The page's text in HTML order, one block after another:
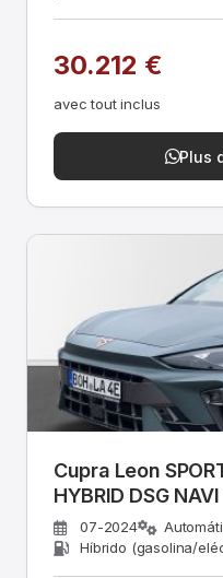
30.212 €
avec tout inclus
Plus
Cupra Leon
HYBRID DSG
07-2024
Híbrido (gasolina/